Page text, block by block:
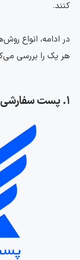
کنند.
در ادامه، انواع
هر یک را بررسی
۱. پست سفارشی